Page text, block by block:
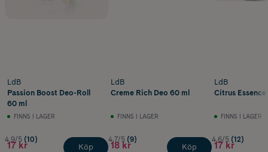
LdB
Passion Boost Deo-Roll
60 ml
FINNS I LAGER
4.9/5 (10)
17 kr Köp
LdB
Creme Rich Deo 60 ml
FINNS I LAGER
4.7/5 (9)
18 kr Köp
LdB
Citrus
FINNS I LAGER
4.6/5 (12)
17 kr